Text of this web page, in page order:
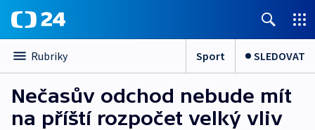
Rubriky Sport SLEDOVAT
Nečasův odchod nebude mít
na příští rozpočet velký vliv